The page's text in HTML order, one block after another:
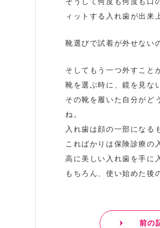
ィットする入れ歯が出来
靴選びで試着が外せない
そしてもう一つ外すこと
靴を選ぶ時に、鏡を見な
その靴を履いた自分がど
ね。
入れ歯は顔の一部になる
こればかりは保険診療の
高に美しい入れ歯を手に
もちろん、使い始めた後
前の